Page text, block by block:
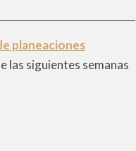
planeaciones
las siguientes semanas